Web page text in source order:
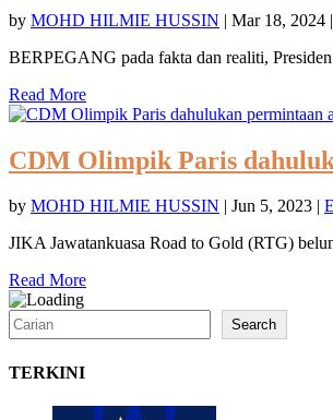
by MOHD HILMIE HUSSIN | Mar 18, 2024 |
BERPEGANG pada fakta dan realiti,
Read More
CDM Olimpik Paris
by MOHD HILMIE HUSSIN | Jun 5, 2023 |
JIKA Jawatankuasa Road to Gold (RTG)
Read More
Search Search
TERKINI